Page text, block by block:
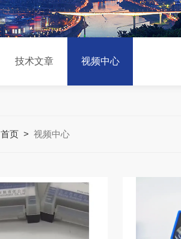
技术文章 视频中心
首页 > 视频中心